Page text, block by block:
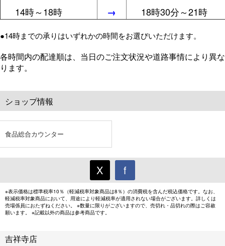
14時～18時
→ 18時30分～21時
●14時までの承りはいずれかの時間をお選びいただけます。
各時間内の配達順は、当日のご注文状況や道路事情により異な
ります。
ショップ情報
食品総合カウンター
X f
※表示価格は標準税率10％（軽減税率対象商品は8％）の消費税を含んだ税込価格です。なお、
軽減税率対象商品において、用途により軽減税率が適用されない場合がございます。詳しくは
売場係員におたずねください。 ※数量に限りがございますので、売切れ・品切れの際はご容赦
願います。 ※記載以外の商品は参考商品です。
吉祥寺店